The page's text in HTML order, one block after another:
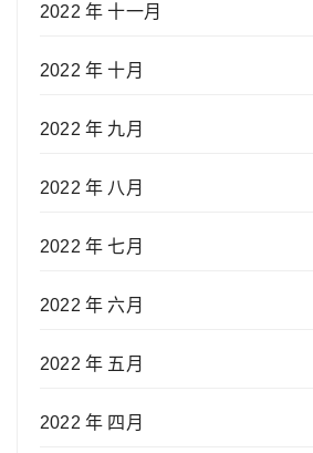
2022 年 十一月
2022 年 十月
2022 年 九月
2022 年 八月
2022 年 七月
2022 年 六月
2022 年 五月
2022 年 四月